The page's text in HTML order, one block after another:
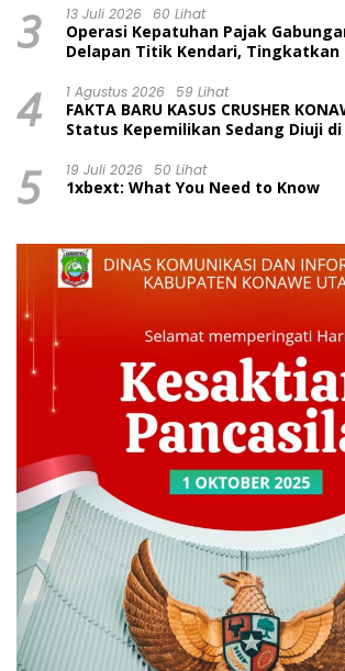
3 13 Juli 2026 60 Lihat
Operasi Kepatuhan Pajak
Delapan Titik Kendari, Tingkatkan
4 1 Agustus 2026 59 Lihat
FAKTA BARU KASUS CRUSHER
Status Kepemilikan Sedang Diuji
Dinilai Prematur
5 19 Juli 2026 50 Lihat
1xbext: What You Need to Know